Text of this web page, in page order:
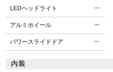
LEDヘッドライト ー
アルミホイール ー
パワースライドドア ー
内装